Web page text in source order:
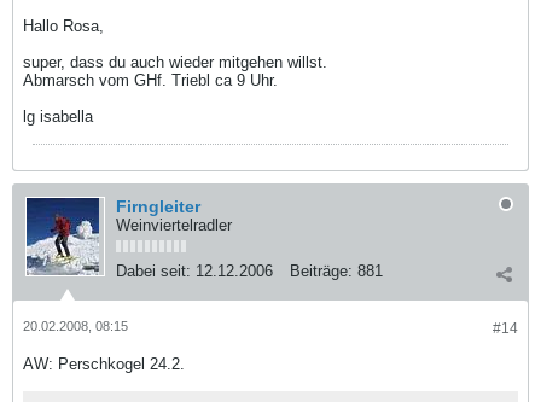
Hallo Rosa,
super, dass du auch wieder mitgehen willst.
Abmarsch vom GHf. Triebl ca 9 Uhr.
lg isabella
Firngleiter
Weinviertelradler
Dabei seit: 12.12.2006 Beiträge: 881
#14
20.02.2008, 08:15
AW: Perschkogel 24.2.